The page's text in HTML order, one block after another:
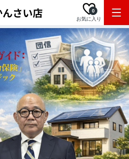
お気に入り
0